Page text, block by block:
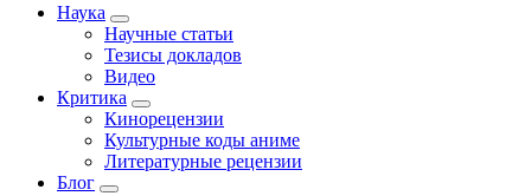
Наука
Научные статьи
Тезисы докладов
Видео
Критика
Кинорецензии
Культурные коды аниме
Литературные рецензии
Блог